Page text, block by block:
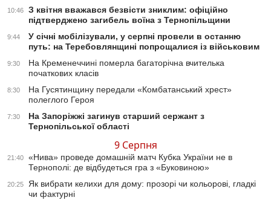
10:46
З квітня вважався безвісти зниклим: офіційно
підтверджено загибель воїна з Тернопільщини
9:44
У січні мобілізували, у серпні провели в останню
путь: на Теребовлянщині попрощалися із військовим
9:30
На Кременеччині померла багаторічна вчителька
початкових класів
8:30
На Гусятинщину передали «Комбатанський хрест»
полеглого Героя
7:30
На Запоріжжі загинув старший сержант з
Тернопільської області
9 Серпня
21:40
«Нива» проведе домашній матч Кубка України не в
Тернополі: де відбудеться гра з «Буковиною»
20:25
Як вибрати келихи для дому: прозорі чи кольорові, гладкі
чи фактурні